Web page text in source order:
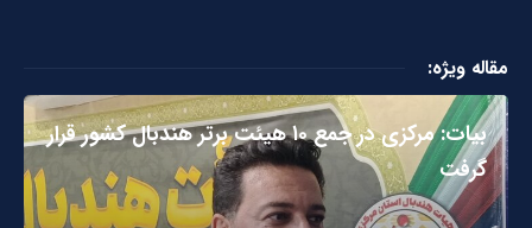
مقاله ویژه:
بیات: مرکزی در جمع ۱۰ هیئت برتر هندبال کشور قرار
گرفت